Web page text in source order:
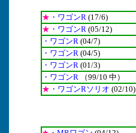
★ ・ワゴンR (17/6)
★ ・ワゴンR (05/12)
・ワゴンR (04/7)
・ワゴンR (04/5)
・ワゴンR (01/3)
・ワゴンR
（99/10 中）
★ ・ワゴンRソリオ (02/10)